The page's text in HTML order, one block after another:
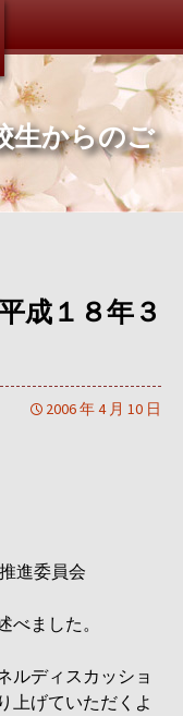
追手門学
生からのご
成１８年３
2006 年 4 月 10 日
進委員会
ました。
ルディスカッショ
上げていただくよ